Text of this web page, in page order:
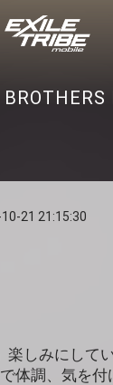
21 21:15:30
楽しみにして
体調、気を